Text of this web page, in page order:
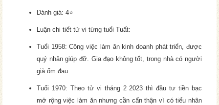
Đánh giá: 4⭐
Luận chi tiết tử vi từng tuổi Tuất:
Tuổi 1958: Công việc làm ăn kinh doanh phát triển, được
quý nhân giúp đỡ. Gia đạo không tốt, trong nhà có người
già ốm đau.
Tuổi 1970: Theo tử vi tháng 2 2023 thì đầu tư tiền bạc
mở rộng việc làm ăn nhưng cần cẩn thận vì có tiểu nhân